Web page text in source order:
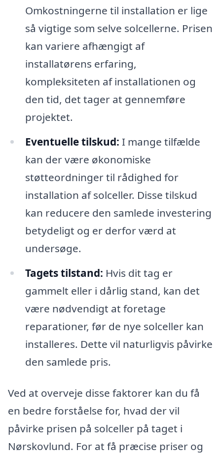
Omkostningerne til installation er lige
så vigtige som selve solcellerne. Prisen
kan variere afhængigt af
installatørens erfaring,
kompleksiteten af installationen og
den tid, det tager at gennemføre
projektet.
Eventuelle tilskud: I mange tilfælde
kan der være økonomiske
støtteordninger til rådighed for
installation af solceller. Disse tilskud
kan reducere den samlede investering
betydeligt og er derfor værd at
undersøge.
Tagets tilstand: Hvis dit tag er
gammelt eller i dårlig stand, kan det
være nødvendigt at foretage
reparationer, før de nye solceller kan
installeres. Dette vil naturligvis påvirke
den samlede pris.
Ved at overveje disse faktorer kan du få
en bedre forståelse for, hvad der vil
påvirke prisen på solceller på taget i
Nørskovlund. For at få præcise priser og